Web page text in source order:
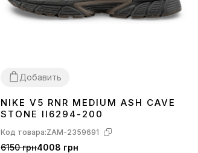
Добавить
3637 383940 41 42434445
NIKE V5 RNR MEDIUM ASH CAVE
STONE II6294-200
Код товара:ZAM-2359691
6150 грн4008 грн